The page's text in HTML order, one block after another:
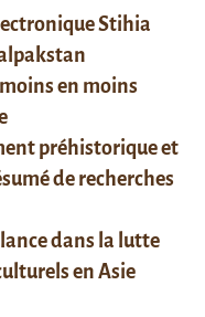
Stihia
en moins
préhistorique et
de recherches
dans la lutte
en Asie